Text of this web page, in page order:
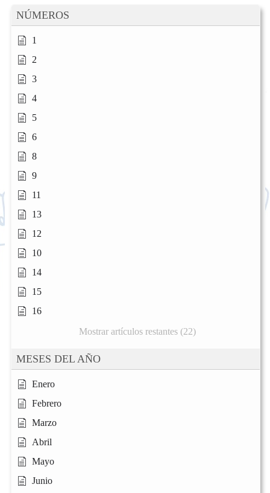
NÚMEROS
1
2
3
4
5
6
8
9
11
13
12
10
14
15
16
Mostrar artículos restantes (22)
MESES DEL AÑO
Enero
Febrero
Marzo
Abril
Mayo
Junio